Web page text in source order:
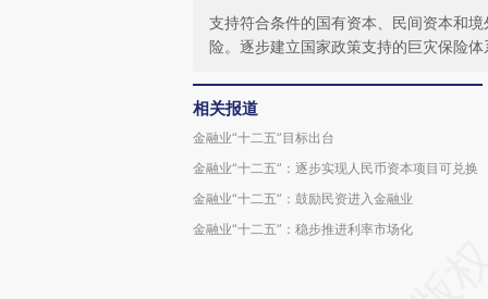
支持符合条件的国有资本、民间资本和
险。逐步建立国家政策支持的巨灾保险
相关报道
金融业“十二五”目标出台
金融业“十二五”：逐步实现人民币资本项目可兑换
金融业“十二五”：鼓励民资进入金融业
金融业“十二五”：稳步推进利率市场化